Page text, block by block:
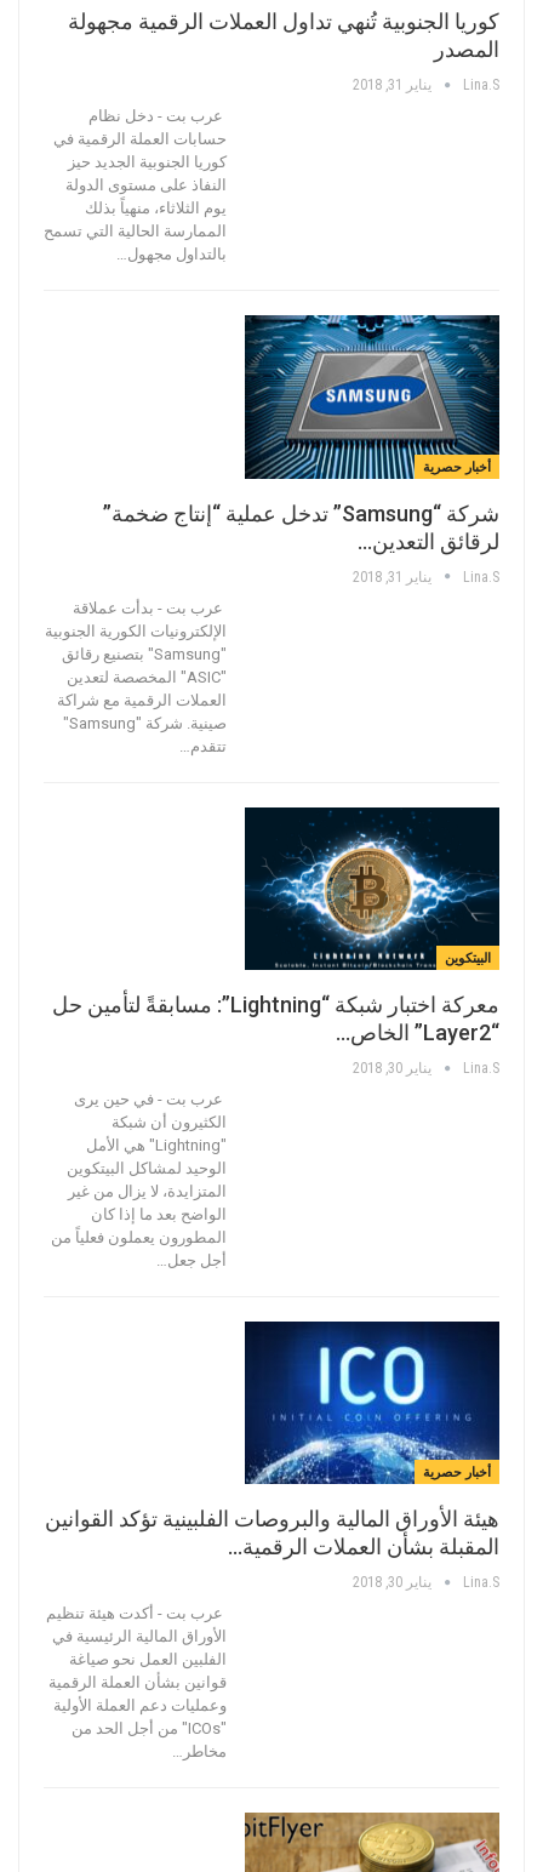
كوريا الجنوبية تُنهي تداول العملات الرقمية مجهولة
المصدر
Lina.s يناير 31, 2018
عرب بت - دخل نظام
حسابات العملة الرقمية في
كوريا الجنوبية الجديد حيز
النفاذ على مستوى الدولة
يوم الثلاثاء، منهياً بذلك
الممارسة الحالية التي تسمح
بالتداول مجهول…
أخبار حصرية
شركة “Samsung” تدخل عملية “إنتاج ضخمة”
لرقائق التعدين…
Lina.s يناير 31, 2018
عرب بت - بدأت عملاقة
الإلكترونيات الكورية الجنوبية
"Samsung" بتصنيع رقائق
"ASIC" المخصصة لتعدين
العملات الرقمية مع شراكة
صينية. شركة "Samsung"
تتقدم…
البيتكوين
معركة اختبار شبكة “Lightning”: مسابقةً لتأمين حل
“Layer2” الخاص…
Lina.s يناير 30, 2018
عرب بت - في حين يرى
الكثيرون أن شبكة
"Lightning" هي الأمل
الوحيد لمشاكل البيتكوين
المتزايدة، لا يزال من غير
الواضح بعد ما إذا كان
المطورون يعملون فعلياً من
أجل جعل…
أخبار حصرية
هيئة الأوراق المالية والبروصات الفلبينية تؤكد القوانين
المقبلة بشأن العملات الرقمية…
Lina.s يناير 30, 2018
عرب بت - أكدت هيئة تنظيم
الأوراق المالية الرئيسية في
الفلبين العمل نحو صياغة
قوانين بشأن العملة الرقمية
وعمليات دعم العملة الأولية
"ICOs" من أجل الحد من
مخاطر…